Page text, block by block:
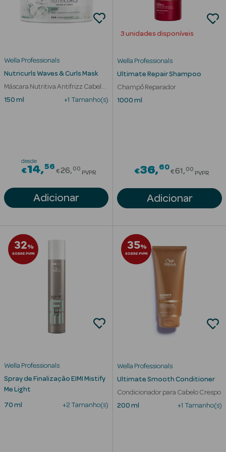
Ver Tudo
Solares Bebé e
Ver Tudo
Hidratantes
Séruns Faciais
Creme de Olhos
Wella Professionals
Nutricurls Waves & Curls Mask
Máscara Nutritiva Antifrizz Cabelo
com Caracóis
150 ml +1 Tamanho(s)
desde
€14 56Price reduced from
€26 00
PVPR
Adicionar
3 unidades disponíveis
Wella Professionals
Ultimate Repair Shampoo
Champô Reparador
1000 ml
€36 60Price
€61 00
PVPR
Adicionar
32%
SOBRE PVPR
Wella Professionals
Spray de Finalização EIMI Mistify
Me Light
70 ml +2 Tamanho(s)
35%
SOBRE PVPR
Wella Professionals
Ultimate Smooth Conditioner
Condicionador para Cabelo Crespo
200 ml
+1 Tamanho(s)